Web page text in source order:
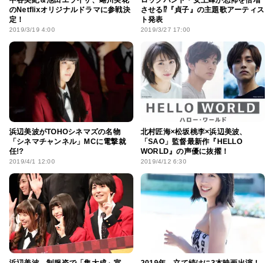
のNetflixオリジナルドラマに参戦決
定！
2019/3/19 4:00
させる⁉︎『貞子』の主題歌アーティス
ト発表
2019/3/27 17:00
浜辺美波がTOHOシネマズの名物
「シネマチャンネル」MCに電撃就
任!?
2019/4/1 12:00
北村匠海×松坂桃李×浜辺美波、
「SAO」監督最新作『HELLO
WORLD』の声優に抜擢！
2019/4/12 6:30